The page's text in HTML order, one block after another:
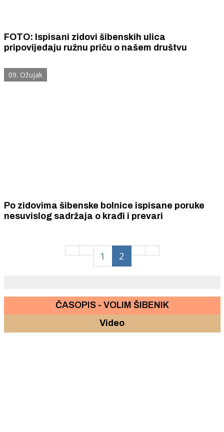
FOTO: Ispisani zidovi šibenskih ulica
pripovijedaju ružnu priču o našem društvu
09. Ožujak
Po zidovima šibenske bolnice ispisane poruke
nesuvislog sadržaja o krađi i prevari
1 2
ČASOPIS - VOLIM ŠIBENIK
Video